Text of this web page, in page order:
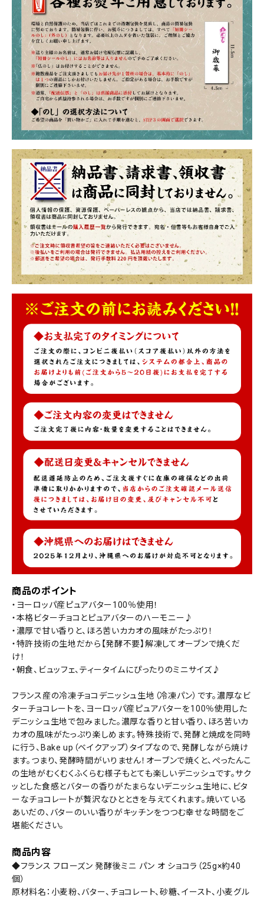
商品のポイント
・ヨーロッパ産ピュアバター100％使用！
・本格ビターチョコとピュアバターのハーモニー♪
・濃厚で甘い香りと、ほろ苦いカカオの風味がたっぷり！
・特許技術の生地だから【発酵不要】解凍してオーブンで焼くだ
け！
・朝食、ビュッフェ、ティータイムにぴったりのミニサイズ♪
フランス産の冷凍チョコデニッシュ生地（冷凍パン）です。濃厚なビ
ターチョコレートを、ヨーロッパ産ピュアバターを100％使用した
デニッシュ生地で包みました。濃厚な香りと甘い香り、ほろ苦いカ
カオの風味がたっぷり楽しめます。特殊技術で、発酵と焼成を同時
に行う、Bake up（ベイクアップ）タイプなので、発酵しながら焼け
ます。つまり、発酵時間がいりません！オーブンで焼くと、ぺったんこ
の生地がむくむくふくらむ様子もとても楽しいデニッシュです。サク
ッとした食感とバターの香りがたまらないデニッシュ生地に、ビタ
ーなチョコレートが贅沢なひとときを与えてくれます。焼いている
あいだの、バターのいい香りがキッチンをつつむ幸せな時間をご
堪能ください。
商品内容
◆フランス フローズン 発酵後ミニ パン オ ショコラ（25g×約40
個）
原材料名：小麦粉、バター、チョコレート、砂糖、イースト、小麦グル